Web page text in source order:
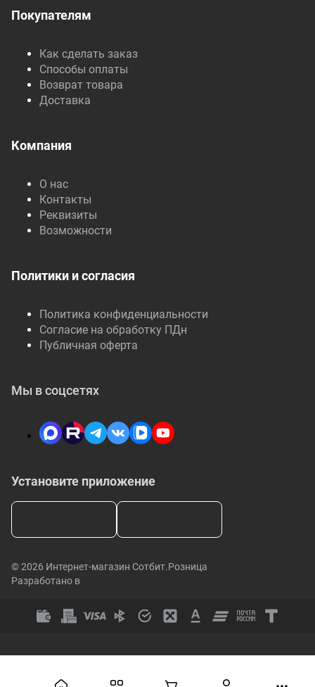
Покупателям
Как сделать заказ
Способы оплаты
Возврат товара
Доставка
Компания
О нас
Контакты
Реквизиты
Возможности
Политики и согласия
Политика конфиденциальности
Согласие на обработку ПДн
Публичная оферта
Установите приложение
Мы в соцсетях
© 2026 Интернет-магазин Сотбит.Розница
Разработано в